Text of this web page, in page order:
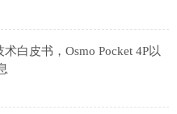
白皮书，Osmo Pocket 4P以